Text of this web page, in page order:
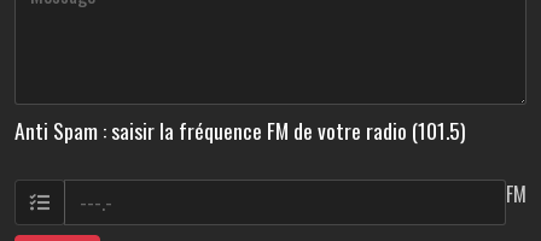
Anti Spam : saisir la fréquence FM de votre radio (101.5)
FM